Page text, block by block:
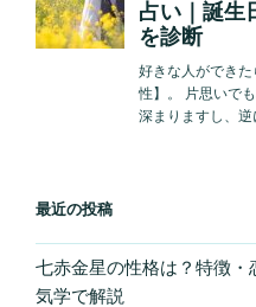
最近の投稿
七赤金星の性格は？特徴・
気学で解説